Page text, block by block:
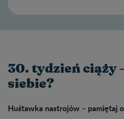
30. tydzień ciąży
siebie?
Huśtawka nastrojów – pamiętaj